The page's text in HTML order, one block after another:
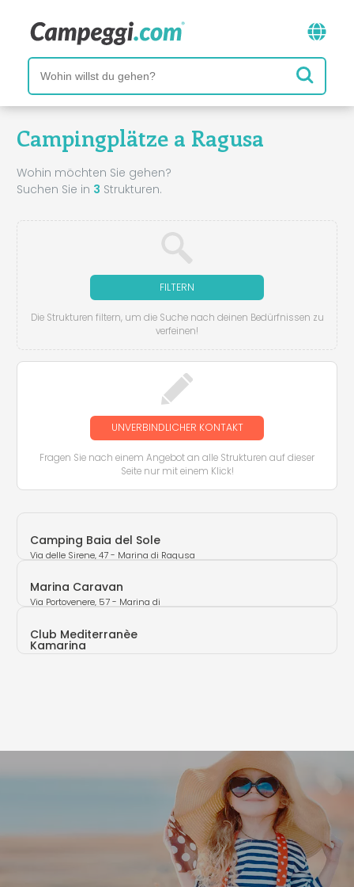
Campingplätze a Ragusa
Wohin möchten Sie gehen?
Suchen Sie in 3 Strukturen.
FILTERN
Die Strukturen filtern, um die Suche nach deinen Bedürfnissen zu
verfeinen!
UNVERBINDLICHER KONTAKT
Fragen Sie nach einem Angebot an alle Strukturen auf dieser
Seite nur mit einem Klick!
Camping Baia del Sole
Via delle Sirene, 47 - Marina di Ragusa
Marina Caravan
Via Portovenere, 57 - Marina di
Club Mediterranèe
Kamarina